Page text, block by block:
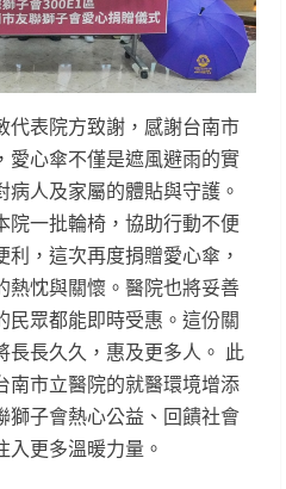
表院方致謝，感謝台南市
愛心傘不僅是遮風避雨的實
人及家屬的體貼與守護。
院一批輪椅，協助行動不便
，這次再度捐贈愛心傘，
熱忱與關懷。醫院也將妥善
民眾都能即時受惠。這份關
長長久久，惠及更多人。 此
南市立醫院的就醫環境增添
獅子會熱心公益、回饋社會
更多溫暖力量。